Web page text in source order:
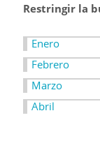
Restringir la
Enero
Febrero
Marzo
Abril